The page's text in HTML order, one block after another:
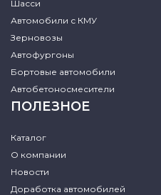
Шасси
Автомобили с КМУ
Зерновозы
Автофургоны
Бортовые автомобили
Автобетоносмесители
ПОЛЕЗНОЕ
Каталог
О компании
Новости
Доработка автомобилей